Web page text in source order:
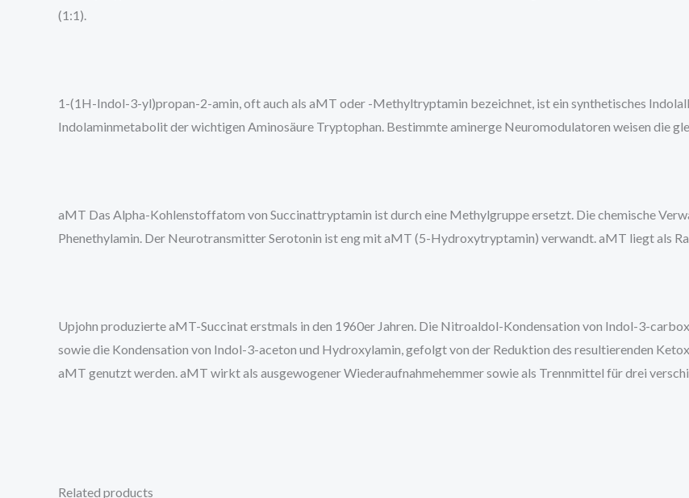
(1:1).
1-(1H-Indol-3-yl)propan-2-amin, oft auch als aMT oder -Methyltryptamin bezeichnet, ist ein synthetisches
Indolaminmetabolit der wichtigen Aminosäure Tryptophan. Bestimmte aminerge Neuromodulatoren weisen die
aMT Das Alpha-Kohlenstoffatom von Succinattryptamin ist durch eine Methylgruppe ersetzt. Die chemische
Phenethylamin. Der Neurotransmitter Serotonin ist eng mit aMT (5-Hydroxytryptamin) verwandt. aMT liegt als
Upjohn produzierte aMT-Succinat erstmals in den 1960er Jahren. Die Nitroaldol-Kondensation von Indol-3-
sowie die Kondensation von Indol-3-aceton und Hydroxylamin, gefolgt von der Reduktion des resultierenden
aMT genutzt werden. aMT wirkt als ausgewogener Wiederaufnahmehemmer sowie als Trennmittel für drei
Related products